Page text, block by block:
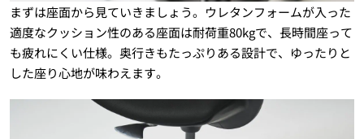
まずは座面から見ていきましょう。ウレタンフォームが入った
適度なクッション性のある座面は耐荷重80kgで、長時間座って
も疲れにくい仕様。奥行きもたっぷりある設計で、ゆったりと
した座り心地が味わえます。